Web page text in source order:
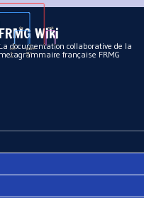
FRMG Wiki
documentation collaborative de la
metagrammaire française FRMG